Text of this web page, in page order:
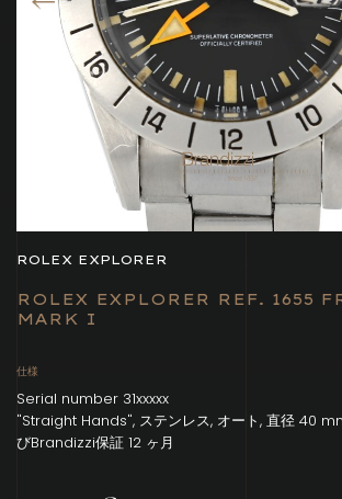
ROLEX EXPLORER
ROLEX EXPLORER REF. 1655
MARK I
仕様
Serial number 31xxxxx
"Straight Hands", ステンレス, オート, 直径 40
びBrandizzi保証 12 ヶ月